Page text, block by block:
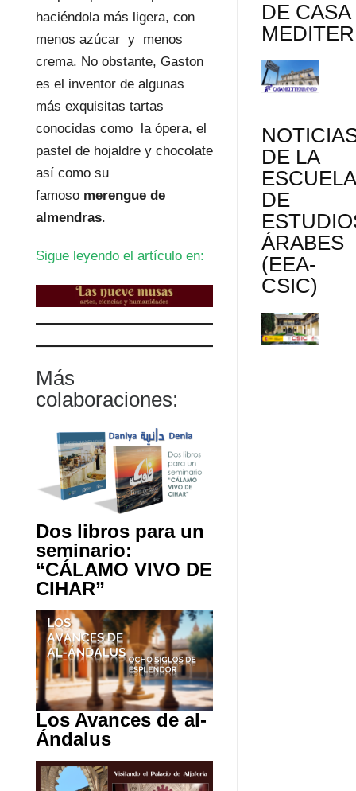
haciéndola más ligera, con
menos azúcar y menos
crema. No obstante, Gaston
es el inventor de algunas
más exquisitas tartas
conocidas como la ópera, el
pastel de hojaldre y chocolate
así como su
famoso merengue de
almendras.
Sigue leyendo el artículo en:
Más
colaboraciones:
Dos libros para un
seminario:
“CÁLAMO VIVO DE
CIHAR”
Los Avances de al-
Ándalus
DE CASA
DE LA
ESCUELA
DE
ÁRABES
(EEA-
CSIC)